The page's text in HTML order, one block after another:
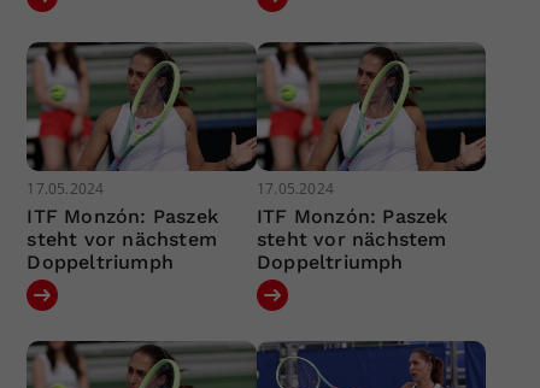
17.05.2024
ITF Monzón: Paszek
steht vor nächstem
Doppeltriumph
17.05.2024
ITF Monzón: Paszek
steht vor nächstem
Doppeltriumph